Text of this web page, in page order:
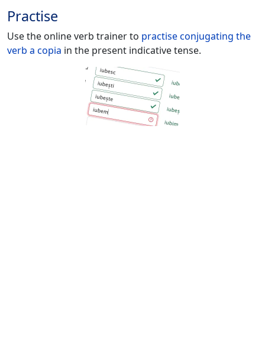
Practise
Use the online verb trainer to practise conjugating the
verb a copia in the present indicative tense.